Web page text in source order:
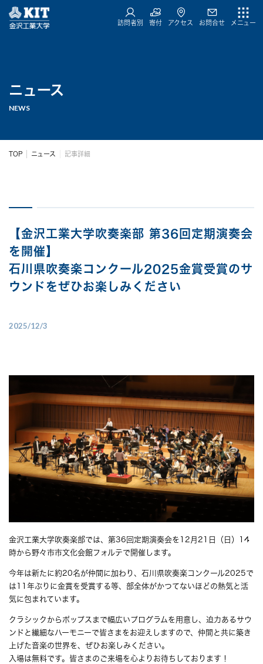
訪問者別 寄付 アクセス お問合せ メニュー
ニュース
NEWS
TOP ニュース 記事詳細
【金沢工業大学吹奏楽部 第36回定期演奏会
を開催】
石川県吹奏楽コンクール2025金賞受賞のサ
ウンドをぜひお楽しみください
2025/12/3
金沢工業大学吹奏楽部では、第36回定期演奏会を12月21日（日）14
時から野々市市文化会館フォルテで開催します。
今年は新たに約20名が仲間に加わり、石川県吹奏楽コンクール2025で
は11年ぶりに金賞を受賞する等、部全体がかつてないほどの熱気と活
気に包まれています。
クラシックからポップスまで幅広いプログラムを用意し、迫力あるサウ
ンドと繊細なハーモニーで皆さまをお迎えしますので、仲間と共に築き
上げた音楽の世界を、ぜひお楽しみください。
入場は無料です。皆さまのご来場を心よりお待ちしております！